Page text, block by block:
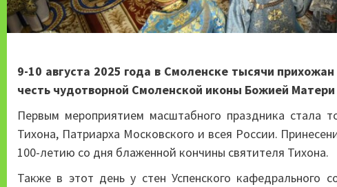
9-10 августа 2025 года в Смоленске тысячи
честь чудотворной Смоленской иконы Божией
Первым мероприятием масштабного праздника стала
Тихона, Патриарха Московского и всея России.
100-летию со дня блаженной кончины святителя Тихона.
Также в этот день у стен Успенского кафедрального